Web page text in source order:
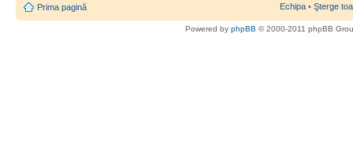
Prima pagină Echipa • Şterge
Powered by phpBB © 2000-2011 phpBB